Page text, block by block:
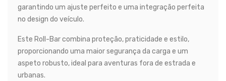
garantindo um ajuste perfeito e uma integração perfeita
no design do veículo.
Este Roll-Bar combina proteção, praticidade e estilo,
proporcionando uma maior segurança da carga e um
aspeto robusto, ideal para aventuras fora de estrada e
urbanas.